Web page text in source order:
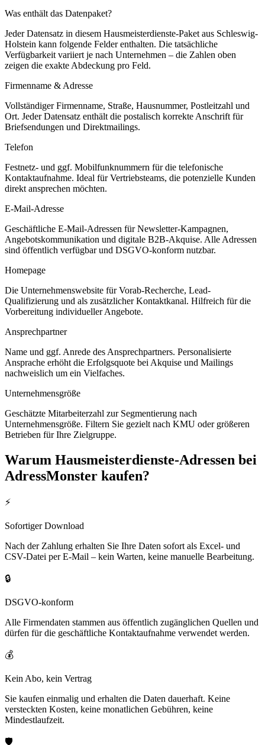
Was enthält das Datenpaket?
Jeder Datensatz in diesem Hausmeisterdienste-Paket aus Schleswig-
Holstein kann folgende Felder enthalten. Die tatsächliche
Verfügbarkeit variiert je nach Unternehmen – die Zahlen oben
zeigen die exakte Abdeckung pro Feld.
Firmenname & Adresse
Vollständiger Firmenname, Straße, Hausnummer, Postleitzahl und
Ort. Jeder Datensatz enthält die postalisch korrekte Anschrift für
Briefsendungen und Direktmailings.
Telefon
Festnetz- und ggf. Mobilfunknummern für die telefonische
Kontaktaufnahme. Ideal für Vertriebsteams, die potenzielle Kunden
direkt ansprechen möchten.
E-Mail-Adresse
Geschäftliche E-Mail-Adressen für Newsletter-Kampagnen,
Angebotskommunikation und digitale B2B-Akquise. Alle Adressen
sind öffentlich verfügbar und DSGVO-konform nutzbar.
Homepage
Die Unternehmenswebsite für Vorab-Recherche, Lead-
Qualifizierung und als zusätzlicher Kontaktkanal. Hilfreich für die
Vorbereitung individueller Angebote.
Ansprechpartner
Name und ggf. Anrede des Ansprechpartners. Personalisierte
Ansprache erhöht die Erfolgsquote bei Akquise und Mailings
nachweislich um ein Vielfaches.
Unternehmensgröße
Geschätzte Mitarbeiterzahl zur Segmentierung nach
Unternehmensgröße. Filtern Sie gezielt nach KMU oder größeren
Betrieben für Ihre Zielgruppe.
Warum Hausmeisterdienste-Adressen bei
AdressMonster kaufen?
⚡
Sofortiger Download
Nach der Zahlung erhalten Sie Ihre Daten sofort als Excel- und
CSV-Datei per E-Mail – kein Warten, keine manuelle Bearbeitung.
🔒
DSGVO-konform
Alle Firmendaten stammen aus öffentlich zugänglichen Quellen und
dürfen für die geschäftliche Kontaktaufnahme verwendet werden.
💰
Kein Abo, kein Vertrag
Sie kaufen einmalig und erhalten die Daten dauerhaft. Keine
versteckten Kosten, keine monatlichen Gebühren, keine
Mindestlaufzeit.
🛡️